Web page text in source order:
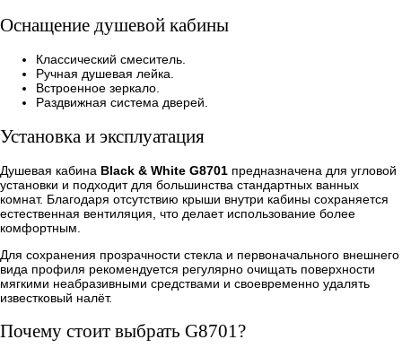
Оснащение душевой кабины
Классический смеситель.
Ручная душевая лейка.
Встроенное зеркало.
Раздвижная система дверей.
Установка и эксплуатация
Душевая кабина Black & White G8701 предназначена для угловой
установки и подходит для большинства стандартных ванных
комнат. Благодаря отсутствию крыши внутри кабины сохраняется
естественная вентиляция, что делает использование более
комфортным.
Для сохранения прозрачности стекла и первоначального внешнего
вида профиля рекомендуется регулярно очищать поверхности
мягкими неабразивными средствами и своевременно удалять
известковый налёт.
Почему стоит выбрать G8701?